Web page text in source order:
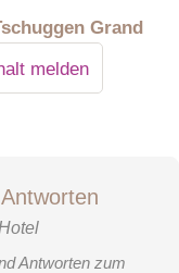
Grand
melden
Antworten zum